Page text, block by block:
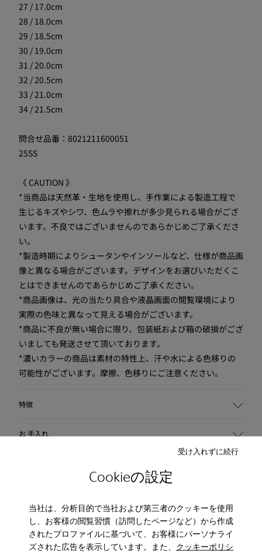
Cookieの設定
当社は、分析目的で当社および第三者のクッキーを使用
し、お客様の閲覧習慣（訪問したページなど）から作成
されたプロファイルに基づいて、お客様にパーソナライ
ズされた広告を表示しています。また、 クッキーポリシ
受け入れずに続行
27 / 17.0cm
28 / 18.0cm
29 / 18.5cm
30 / 19.0cm
31 / 20.0cm
32 / 20.5cm
33 / 21.0cm
34 / 21.5cm
問合せ品番：8021211600051
25SS
《 CAUTION 》
*当商品は天然革・生地を使用し、手作業による製造工程で
生じるキズやシワ、色ムラや擦れが多少見られる場合がござ
います。不良ではございませんのであらかじめご了承くださ
い。
*製造時期によりシュータンやインソールなど、仕様が商品画
像と異なる場合がございます。デザインをお選びいただくこ
とはできませんのであらかじめご了承ください。
*商品画像は、光の当たり具合や液晶画面の閲覧環境により
実際の色味と異なって見える場合がございます。
*商品に不良が無い場合に限り、包装紙および箱の破損がござ
いましても発送させて頂いております。
*濃いカラーの商品は素材の特性上、汗や水による色移りの
可能性がございます。摩擦、色移りにご注意ください。
特徴
ヌバック / 牛革
フック & ループストラップ
エラスティック・シューレース
インソール
EVAフットベッド
お 手入れ
レビュー